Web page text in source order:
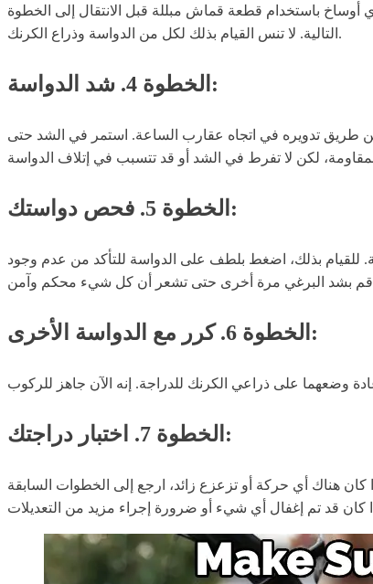
أوساخ باستخدام قطعة قماش مبللة قبل الانتقال إلى الخطوة
التالية. لا تنس القيام بذلك لكل من الدواسة وذراع الكرنك.
الخطوة 4. شد الدواسة:
طريق تدويره في اتجاه عقارب الساعة. استمر في الشد حتى
الخطوة 5. فحص دواستك:
بذلك، اضغط بلطف على الدواسة للتأكد من عدم وجود
الخطوة 6. كرر مع الدواسة الأخرى:
الخطوة 7. اختبار دراجتك:
كان هناك أي حركة أو تزعزع زائد، ارجع إلى الخطوات السابقة